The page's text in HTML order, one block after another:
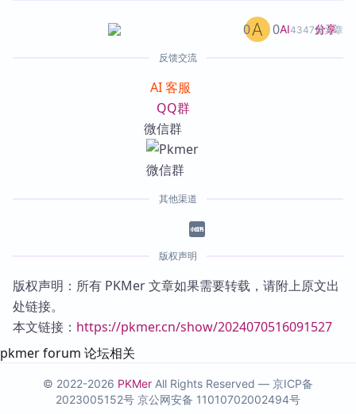
AI4347篇文章
0 0 分享
反馈交流
AI 客服
QQ群
微信群
其他渠道
版权声明
版权声明：所有 PKMer 文章如果需要转载，请附上原文出
处链接。
本文链接： https://pkmer.cn/show/2024070516091527
pkmer forum 论坛相关
© 2022-2026 PKMer All Rights Reserved — 京ICP备
2023005152号 京公网安备 11010702002494号